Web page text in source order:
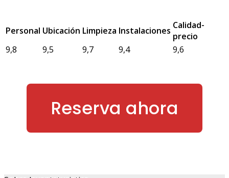
Personal Ubicación Limpieza Instalaciones Calidad-
precio
9,8
9,5 9,7 9,4 9,6
Reserva ahora